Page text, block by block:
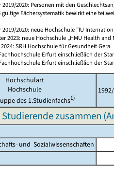
2019/2020: Personen mit den
gültige Fächersystematik bewirkt eine
2019/2020: neue Hochschule "IU
2023: neue Hochschule „HMU Health
SRH Hochschule für Gesundheit Gera
Erfurt einschließlich der
Erfurt einschließlich der
Hochschulart
Hochschule
des 1.Studienfachs1)
zusammen
und Sozialwissenschaften